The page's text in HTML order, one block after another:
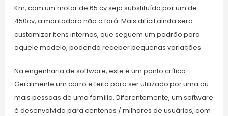
Km, com um motor de 65 cv seja substituído por um de
450cv, a montadora não o fará. Mais difícil ainda será
customizar itens internos, que seguem um padrão para
aquele modelo, podendo receber pequenas variações.
Na engenharia de software, este é um ponto crítico.
Geralmente um carro é feito para ser utilizado por uma ou
mais pessoas de uma família. Diferentemente, um software
é desenvolvido para centenas / milhares de usuários, com